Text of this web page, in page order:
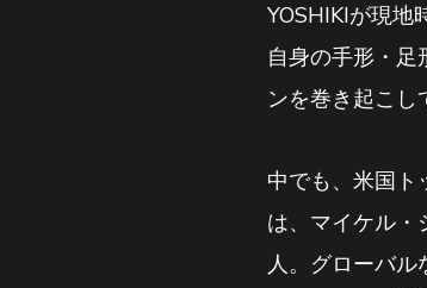
YOSHIKIが現地
自身の手形・
ンを巻き起こし
中でも、米国ト
は、マイケル・
人。グローバ